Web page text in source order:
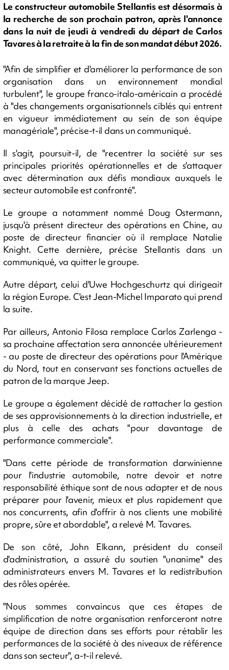
Le constructeur automobile Stellantis est désormais à
la recherche de son prochain patron, après l'annonce
dans la nuit de jeudi à vendredi du départ de Carlos
Tavares à la retraite à la fin de son mandat début 2026.
"Afin de simplifier et d'améliorer la performance de son
organisation dans un environnement mondial
turbulent", le groupe franco-italo-américain a procédé
à "des changements organisationnels ciblés qui entrent
en vigueur immédiatement au sein de son équipe
managériale", précise-t-il dans un communiqué.
Il s'agit, poursuit-il, de "recentrer la société sur ses
principales priorités opérationnelles et de s'attaquer
avec détermination aux défis mondiaux auxquels le
secteur automobile est confronté".
Le groupe a notamment nommé Doug Ostermann,
jusqu'à présent directeur des opérations en Chine, au
poste de directeur financier où il remplace Natalie
Knight. Cette dernière, précise Stellantis dans un
communiqué, va quitter le groupe.
Autre départ, celui d'Uwe Hochgeschurtz qui dirigeait
la région Europe. C'est Jean-Michel Imparato qui prend
la suite.
Par ailleurs, Antonio Filosa remplace Carlos Zarlenga -
sa prochaine affectation sera annoncée ultérieurement
- au poste de directeur des opérations pour l'Amérique
du Nord, tout en conservant ses fonctions actuelles de
patron de la marque Jeep.
Le groupe a également décidé de rattacher la gestion
de ses approvisionnements à la direction industrielle, et
plus à celle des achats "pour davantage de
performance commerciale".
"Dans cette période de transformation darwinienne
pour l'industrie automobile, notre devoir et notre
responsabilité éthique sont de nous adapter et de nous
préparer pour l'avenir, mieux et plus rapidement que
nos concurrents, afin d'offrir à nos clients une mobilité
propre, sûre et abordable", a relevé M. Tavares.
De son côté, John Elkann, président du conseil
d'administration, a assuré du soutien "unanime" des
administrateurs envers M. Tavares et la redistribution
des rôles opérée.
"Nous sommes convaincus que ces étapes de
simplification de notre organisation renforceront notre
équipe de direction dans ses efforts pour rétablir les
performances de la société à des niveaux de référence
dans son secteur", a-t-il relevé.